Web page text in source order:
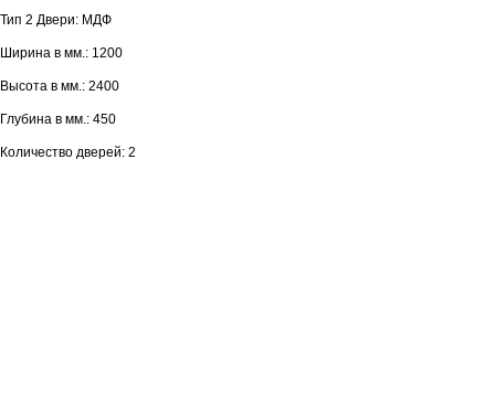
Тип 2 Двери: МДФ
Ширина в мм.: 1200
Высота в мм.: 2400
Глубина в мм.: 450
Количество дверей: 2